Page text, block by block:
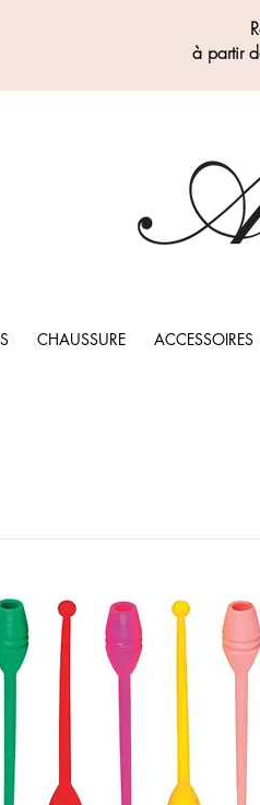
à partir
CHAUSSURE ACCESSOIRES